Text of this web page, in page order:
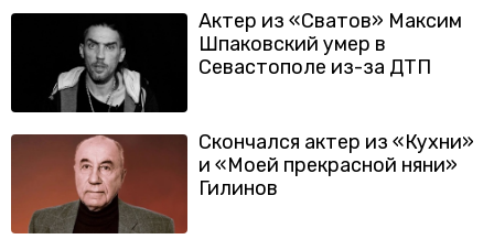
Актер из «Сватов» Максим
Шпаковский умер в
Севастополе из-за ДТП
Скончался актер из «Кухни»
и «Моей прекрасной няни»
Гилинов